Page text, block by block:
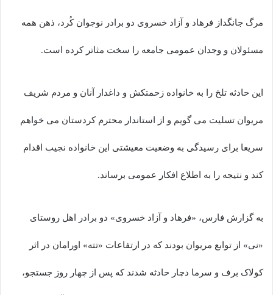
مرگ جانگداز فرهاد و آزاد خسروی دو برادر نوجوان کُرد، ذهن همه
مسئولان و وجدان عمومی جامعه را سخت مثاتر کرده است.
این حادثه تلخ را به خانواده زحمتکش و داغدار آنان و مردم شریف
مریوان تسلیت می گویم و از استاندار محترم کردستان می خواهم
سریعا برای رسیدگی به وضعیت معیشتی این خانواده نجیب اقدام
کند و نتیجه را به اطلاع افکار عمومی برساند.
به گزارش فارس، «فرهاد و آزاد خسروی» دو برادر اهل روستای
«نی» از توابع مریوان بودند که در ارتفاعات «تته» اورامان در اثر
کولاک برف و سرما دچار حادثه شدند که پس از چهار روز جستجو،